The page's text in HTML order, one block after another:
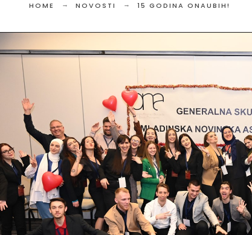
HOME NOVOSTI 15 GODINA ONAUBIH!